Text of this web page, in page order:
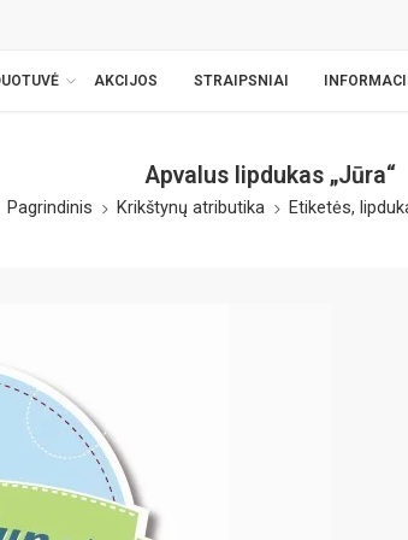
AKCIJOS STRAIPSNIAI
Apvalus lipdukas „Jūra“
Pagrindinis Krikštynų atributika Etiketės,